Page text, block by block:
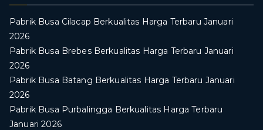
Pabrik Busa Cilacap Berkualitas Harga Terbaru Januari
2026
Pabrik Busa Brebes Berkualitas Harga Terbaru Januari
2026
Pabrik Busa Batang Berkualitas Harga Terbaru Januari
2026
Pabrik Busa Purbalingga Berkualitas Harga Terbaru
Januari 2026